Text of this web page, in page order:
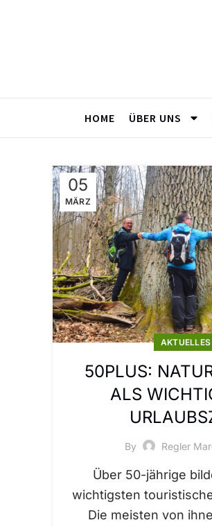
HOME ÜBER UNS
05
MÄRZ
AKTUELLES
50PLUS:
ALS
By Regler
Über 50-jährige
wichtigsten
Die meisten von